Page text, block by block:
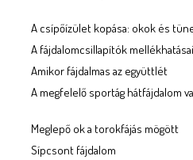
A csípőízület kopása: okok és
A fájdalomcsillapítók mellékhatásai
Amikor fájdalmas az együttlét
A megfelelő sportág hátfájdalom
Meglepő ok a torokfájás mögött
Sípcsont fájdalom